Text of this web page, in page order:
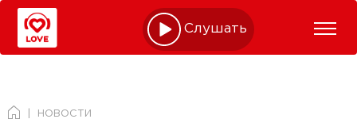
Слушать online
НОВОСТИ